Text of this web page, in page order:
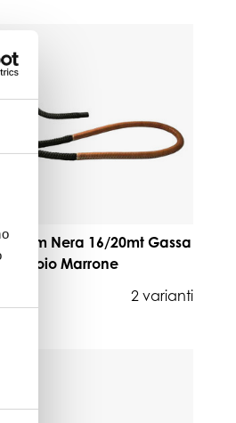
Nera 16/20mt Gassa
Cuoio Marrone
2 varianti